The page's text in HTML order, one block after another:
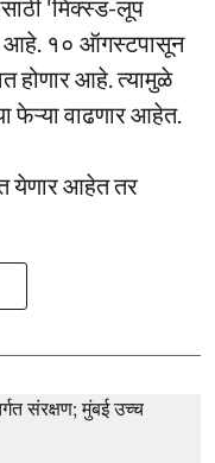
'मिक्स्ड-लूप
आहे. १० ऑगस्टपासून
होणार आहे. त्यामुळे
फेऱ्या वाढणार आहेत.
येणार आहेत तर